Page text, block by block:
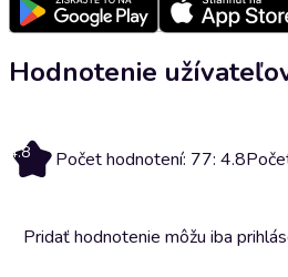
Hodnotenie
4.8 Počet hodnotení: 77: 4.8
Pridať hodnotenie môžu iba